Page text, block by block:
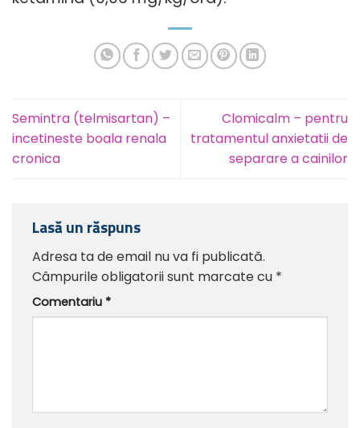
Semintra (telmisartan) –
incetineste boala renala
cronica
Clomicalm – pentru
tratamentul anxietatii de
separare a cainilor
Lasă un răspuns
Adresa ta de email nu va fi publicată.
Câmpurile obligatorii sunt marcate cu *
Comentariu *